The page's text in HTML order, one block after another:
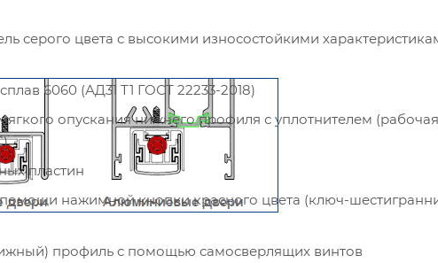
серого цвета с высокими износостойкими
6060 (АД31 Т1 ГОСТ 22233-2018)
опускания нижнего профиля с уплотнителем (рабочая
пластин
помощи нажимной кнопки красного цвета (ключ-
профиль с помощью самосверлящих винтов